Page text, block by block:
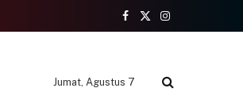
Facebook
X
Instagram
Jumat, Agustus 7